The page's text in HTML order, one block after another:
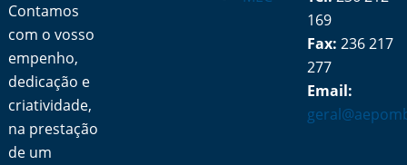
Contamos
com o vosso
empenho,
dedicação e
criatividade,
na prestação
de um
169
Fax: 236 217
277
Email: